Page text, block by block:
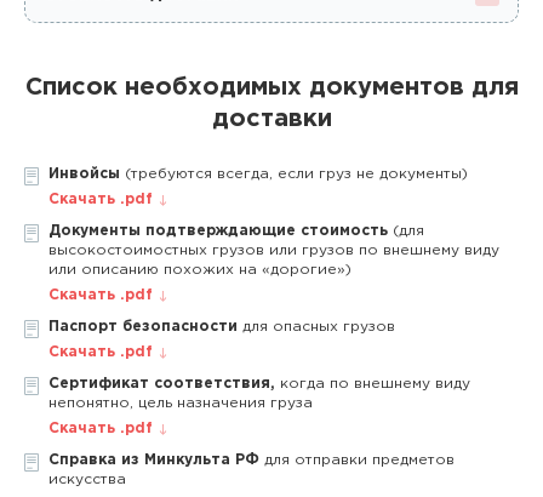
Список необходимых документов для
доставки
Инвойсы (требуются всегда, если груз не документы)
Скачать .pdf
Документы подтверждающие стоимость (для
высокостоимостных грузов или грузов по внешнему виду
или описанию похожих на «дорогие»)
Скачать .pdf
Паспорт безопасности для опасных грузов
Скачать .pdf
Сертификат соответствия, когда по внешнему виду
непонятно, цель назначения груза
Скачать .pdf
Справка из Минкульта РФ для отправки предметов
искусства